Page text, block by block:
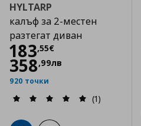
HYLTARP
калъф за 2-местен
разтегат диван
183,55€
Цена
358,99лв
920 точки
(1)